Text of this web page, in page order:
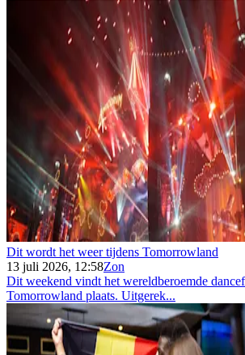
Dit wordt het weer tijdens Tomorrowland
13 juli 2026, 12:58Zon
Dit weekend vindt het wereldberoemde
Tomorrowland plaats. Uitgerek...